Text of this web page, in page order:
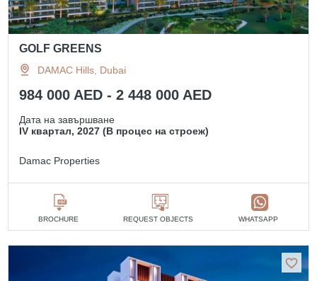
GOLF GREENS
DAMAC Hills, Dubai
984 000 AED - 2 448 000 AED
Дата на завършване
IV квартал, 2027 (В процес на строеж)
Damac Properties
BROCHURE REQUEST OBJECTS WHATSAPP